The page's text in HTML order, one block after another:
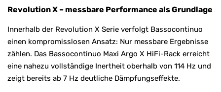
Revolution X – messbare Performance als Grundlage
Innerhalb der Revolution X Serie verfolgt Bassocontinuo
einen kompromisslosen Ansatz: Nur messbare Ergebnisse
zählen. Das Bassocontinuo Maxi Argo X HiFi-Rack erreicht
eine nahezu vollständige Inertheit oberhalb von 114 Hz und
zeigt bereits ab 7 Hz deutliche Dämpfungseffekte.